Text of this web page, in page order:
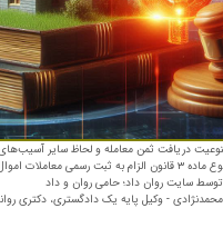
دریافت ثمن معامله و لحاظ سایر
معاملات اموال غیرمنقول
سایت روان داد‌؛ حامی روان‌ و داد
- وکیل پایه یک دادگستری، دکتری